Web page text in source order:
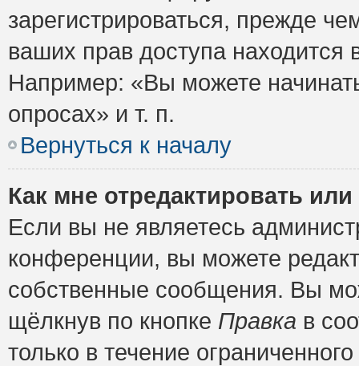
зарегистрироваться, прежде
ваших прав доступа
Например: «Вы можете
опросах» и т. п.
Вернуться к началу
Как мне отредактировать
Если вы не являетесь
конференции, вы можете
собственные сообщения. Вы
щёлкнув по кнопке Правка в
только в течение